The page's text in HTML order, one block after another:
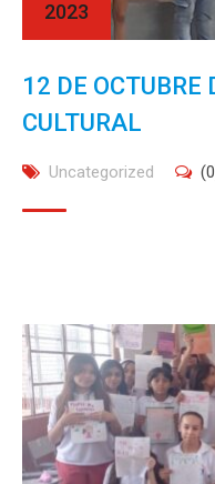
2023
12 DE OCTUBRE
CULTURAL
Uncategorized